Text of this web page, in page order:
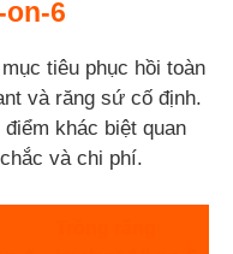
6
tiêu phục hồi toàn
và răng sứ cố định.
khác biệt quan
và chi phí.